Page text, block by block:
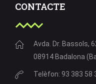
CONTACTE
Avda. Dr. Bassols,
08914 Badalona
Telèfon: 93 383 58